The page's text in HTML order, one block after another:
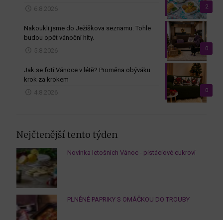
2
6.8.2026
0
Nakoukli jsme do Ježíškova seznamu. Tohle
budou opět vánoční hity.
5.8.2026
0
Jak se fotí Vánoce v létě? Proměna obýváku
krok za krokem
4.8.2026
Nejčtenější tento týden
Novinka letošních Vánoc - pistáciové cukroví
PLNĚNÉ PAPRIKY S OMÁČKOU DO TROUBY